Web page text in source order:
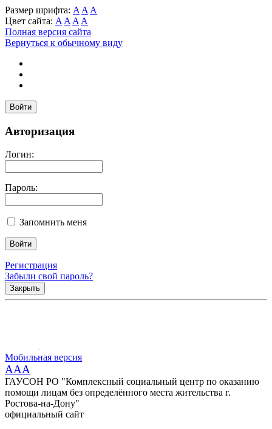
Размер шрифта: A A A
Цвет сайта: A A A A
Полная версия сайта
Вернуться к обычному виду
Войти
Авторизация
Логин:
Пароль:
Запомнить меня
Регистрация
Забыли свой пароль?
Закрыть
Мобильная версия
AAA
ГАУСОН РО "Комплексный социальный центр по оказанию
помощи лицам без определённого места жительства г.
Ростова-на-Дону"
официальный сайт